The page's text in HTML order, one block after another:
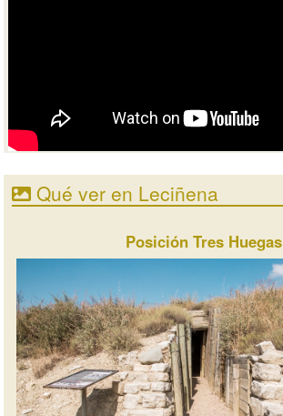
Qué ver en Leciñena
Posición Tres Huegas